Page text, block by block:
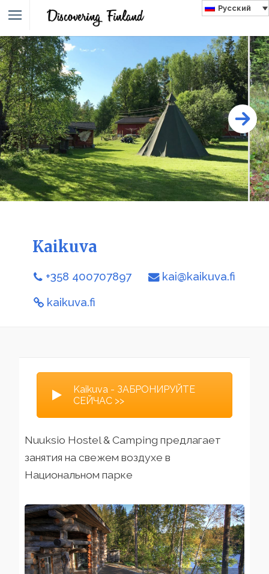
Русский
Kaikuva
+358 400707897 kai@kaikuva.fi
kaikuva.fi
Kaikuva - ЗАБРОНИРУЙТЕ
СЕЙЧАС >>
Nuuksio Hostel & Camping предлагает
занятия на свежем воздухе в
Национальном парке